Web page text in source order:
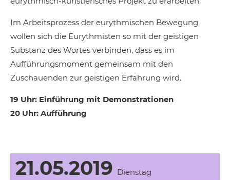
Im Arbeitsprozess der eurythmischen Bewegung
wollen sich die Eurythmisten so mit der geistigen
Substanz des Wortes verbinden, dass es im
Aufführungsmoment gemeinsam mit den
Zuschauenden zur geistigen Erfahrung wird.
19 Uhr: Einführung mit Demonstrationen
20 Uhr: Aufführung
21.05.2019 Dienstag